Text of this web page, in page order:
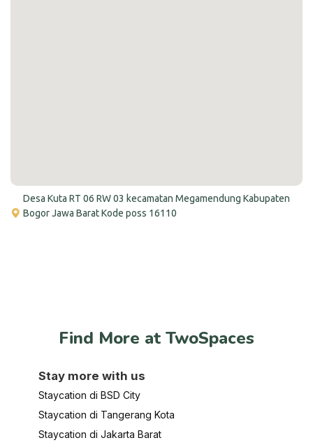
Desa Kuta RT 06 RW 03 kecamatan Megamendung Kabupaten
Bogor Jawa Barat Kode poss 16110
Find More at TwoSpaces
Stay more with us
Staycation di BSD City
Staycation di Tangerang Kota
Staycation di Jakarta Barat